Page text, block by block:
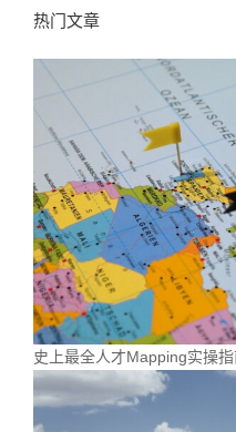
热门文章
史上最全人才Mapping实操指